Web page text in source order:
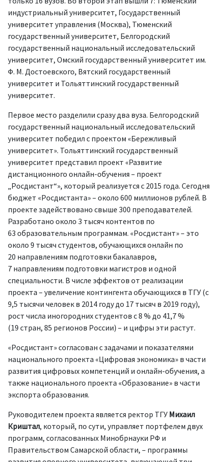
индустриальный университет, Государственный
университет управления (Москва), Тюменский
государственный университет, Белгородский
государственный национальный исследовательский
университет, Омский государственный университет им.
Ф. М. Достоевского, Вятский государственный
университет и Тольяттинский государственный
университет.
Первое место разделили сразу два вуза. Белгородский
государственный национальный исследовательский
университет победил с проектом «Бережливый
университет». Тольяттинский государственный
университет представил проект «Развитие
дистанционного онлайн-обучения – проект
„Росдистант“», который реализуется с 2015 года. Сегодня
бюджет «Росдистанта» – около 600 миллионов рублей. В
проекте задействовано свыше 300 преподавателей.
Разработано около 3 тысяч контентов по
63 образовательным программам. «Росдистант» – это
около 9 тысяч студентов, обучающихся онлайн по
20 направлениям подготовки бакалавров,
7 направлениям подготовки магистров и одной
специальности. В числе эффектов от реализации
проекта – увеличение контингента обучающихся в ТГУ (с
9,5 тысячи человек в 2014 году до 17 тысяч в 2019 году),
рост числа иногородних студентов с 8 % до 41,7 %
(19 стран, 85 регионов России) – и цифры эти растут.
«Росдистант» согласован с задачами и показателями
национального проекта «Цифровая экономика» в части
развития цифровых компетенций и онлайн-обучения, а
также национального проекта «Образование» в части
экспорта образования.
Руководителем проекта является ректор ТГУ Михаил
Криштал, который, по сути, управляет портфелем двух
программ, согласованных Минобрнауки РФ и
Правительством Самарской области, – программы